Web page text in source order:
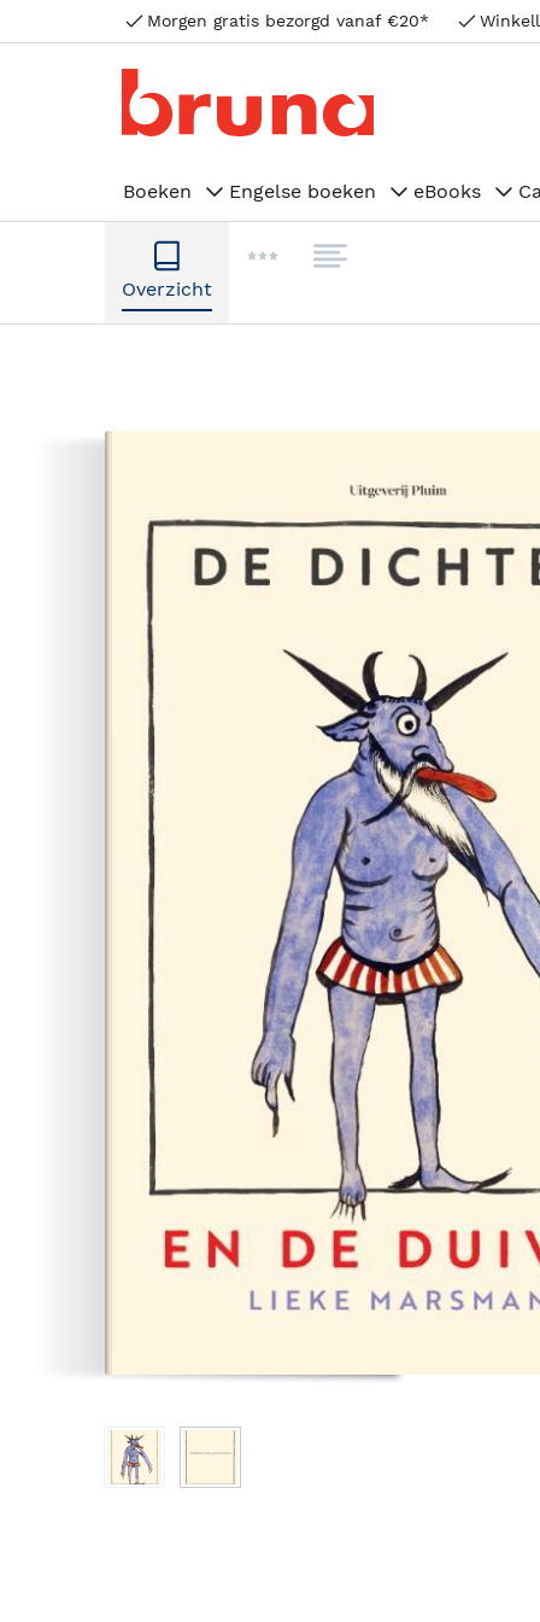
Morgen gratis bezorgd vanaf €20*
Boeken Engelse boeken eBooks
Overzicht